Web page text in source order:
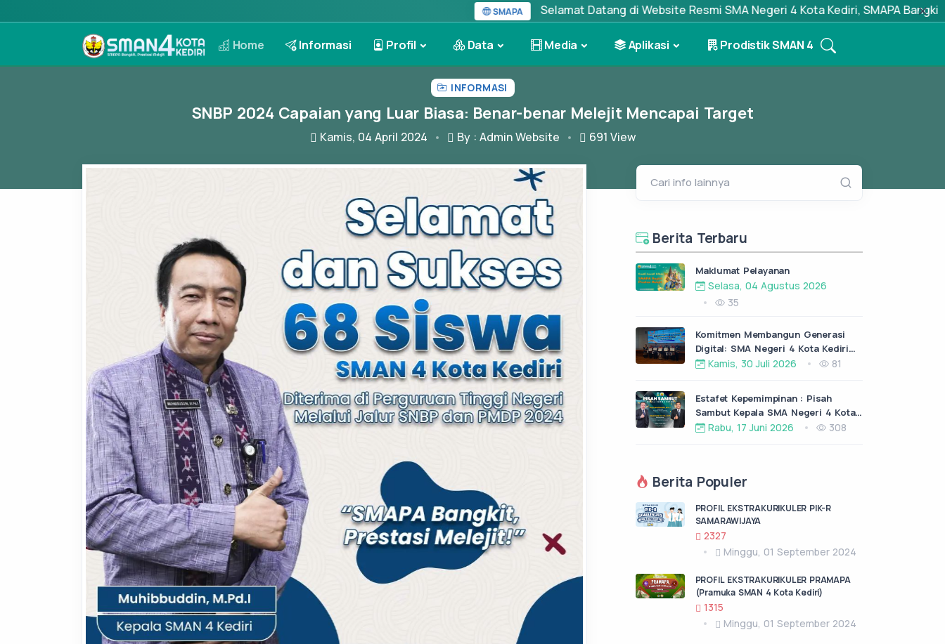
SMAPA Selamat Datang di Website Resmi SMA Negeri 4 Kota Kediri, SMAPA Bangkit,
Home Informasi Profil Data Media Aplikasi Prodistik SMAN 4
INFORMASI
SNBP 2024 Capaian yang Luar Biasa: Benar-benar Melejit Mencapai Target
Kamis, 04 April 2024 By : Admin Website 691 View
Cari info lainnya
Berita Terbaru
Maklumat Pelayanan
Selasa, 04 Agustus 2026
35
Komitmen Membangun Generasi
Digital: SMA Negeri 4 Kota Kediri
Raih Penghargaan Prodistik dari
Kamis, 30 Juli 2026 81
Estafet Kepemimpinan : Pisah
Sambut Kepala SMA Negeri 4 Kota
KediriRabu, 17 Juni 2026 308
Berita Populer
PROFIL EKSTRAKURIKULER PIK-R
SAMARAWIJAYA
2327
Minggu, 01 September 2024
PROFIL EKSTRAKURIKULER PRAMAPA
(Pramuka SMAN 4 Kota Kediri)
1315
Minggu, 01 September 2024